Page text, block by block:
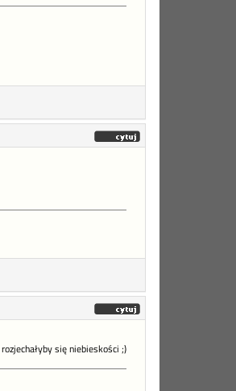
się niebieskości ;)